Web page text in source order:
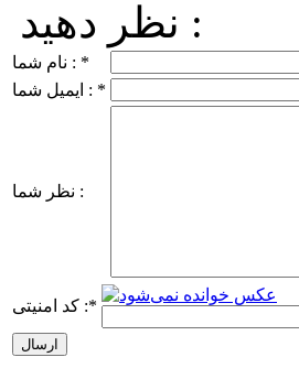
نظر دهید :
نام شما : *
ایمیل شما : *
نظر شما :
کد امنیتی :*
ارسال